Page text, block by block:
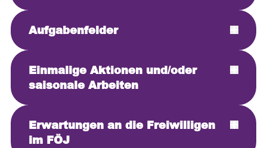
Aufgabenfelder
Einmalige Aktionen und/oder
saisonale Arbeiten
Erwartungen an die Freiwilligen
im FÖJ